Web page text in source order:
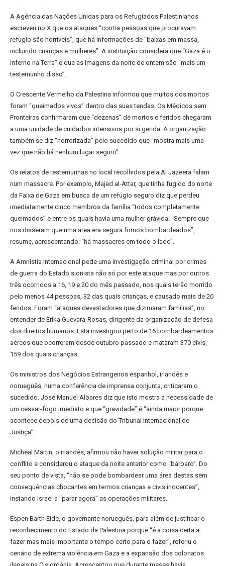
A Agência das Nações Unidas para os Refugiados Palestinianos
escreveu no X que os ataques “contra pessoas que procuravam
refúgio são horríveis”, que há informações de “baixas em massa,
incluindo crianças e mulheres”. A instituição considera que “Gaza é o
inferno na Terra” e que as imagens da noite de ontem são “mais um
testemunho disso”.
O Crescente Vermelho da Palestina informou que muitos dos mortos
foram “queimados vivos” dentro das suas tendas. Os Médicos sem
Fronteiras confirmaram que “dezenas” de mortos e feridos chegaram
a uma unidade de cuidados intensivos por si gerida. A organização
também se diz “horrorizada” pelo sucedido que “mostra mais uma
vez que não há nenhum lugar seguro”.
Os relatos de testemunhas no local recolhidos pela Al Jazeera falam
num massacre. Por exemplo, Majed al-Attar, que tinha fugido do norte
da Faixa de Gaza em busca de um refúgio seguro diz que perdeu
imediatamente cinco membros da família “todos completamente
queimados” e entre os quais havia uma mulher grávida. “Sempre que
nos disseram que uma área era segura fomos bombardeados”,
resume, acrescentando: “há massacres em todo o lado”.
A Amnistia Internacional pede uma investigação criminal por crimes
de guerra do Estado sionista não só por este ataque mas por outros
três ocorridos a 16, 19 e 20 do mês passado, nos quais terão morrido
pelo menos 44 pessoas, 32 das quais crianças, e causado mais de 20
feridos. Foram “ataques devastadores que dizimaram famílias”, no
entender de Erika Guevara-Rosas, dirigente da organização de defesa
dos direitos humanos. Esta investigou perto de 16 bombardeamentos
aéreos que ocorreram desde outubro passado e mataram 370 civis,
159 dos quais crianças.
Os ministros dos Negócios Estrangeiros espanhol, irlandês e
norueguês, numa conferência de imprensa conjunta, criticaram o
sucedido. José Manuel Albares diz que isto mostra a necessidade de
um cessar-fogo imediato e que “gravidade” é “ainda maior porque
acontece depois de uma decisão do Tribunal Internacional de
Justiça”.
Micheal Martin, o irlandês, afirmou não haver solução militar para o
conflito e considerou o ataque da noite anterior como “bárbaro”. Do
seu ponto de vista, “não se pode bombardear uma área destas sem
consequências chocantes em termos crianças e civis inocentes”,
instando Israel a “parar agora” as operações militares.
Espen Barth Eide, o governante norueguês, para além de justificar o
reconhecimento do Estado da Palestina porque “é a coisa certa a
fazer mas mais importante o tempo certo para o fazer”, referiu o
cenário de extrema violência em Gaza e a expansão dos colonatos